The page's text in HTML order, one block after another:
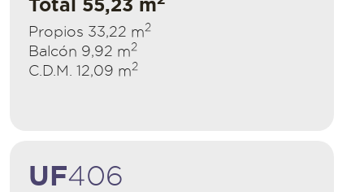
Total 55,23 m
Propios 33,22 m2
Balcón 9,92 m2
C.D.M. 12,09 m2
UF406